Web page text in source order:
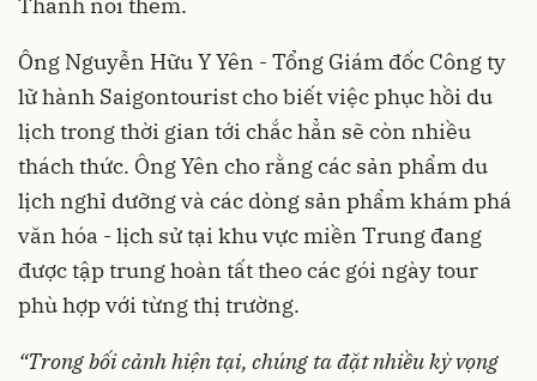
Thanh nói thêm.
Ông Nguyễn Hữu Y Yên - Tổng Giám đốc Công ty
lữ hành Saigontourist cho biết việc phục hồi du
lịch trong thời gian tới chắc hẳn sẽ còn nhiều
thách thức. Ông Yên cho rằng các sản phẩm du
lịch nghỉ dưỡng và các dòng sản phẩm khám phá
văn hóa - lịch sử tại khu vực miền Trung đang
được tập trung hoàn tất theo các gói ngày tour
phù hợp với từng thị trường.
“Trong bối cảnh hiện tại, chúng ta đặt nhiều kỳ vọng